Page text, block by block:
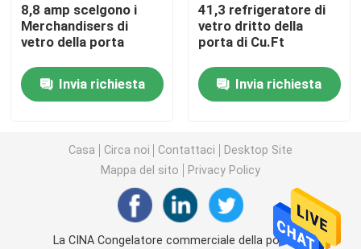
sotto il contro congelatore di frigorifero
Tabella refrigerata della preparazione
dispositivo di raffreddamento dell'esposizione della
Macchina per ghiaccio commerciale
8,8 amp scelgono i
Merchandisers di
vetro della porta
Invia richiesta
41,3 refrigeratore di
vetro dritto della
porta di Cu.Ft
Invia richiesta
Casa Circa noi Contattaci
Desktop Site
Mappa del sito
Privacy Policy
La CINA Congelatore commerciale della porta di